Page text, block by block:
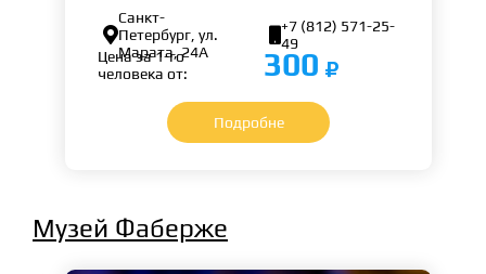

Санкт-
Петербург, ул.
Марата, 24А
+7 (812) 571-25-
49
Цена за 1-го
человека от:
300
Подробне
Музей Фаберже